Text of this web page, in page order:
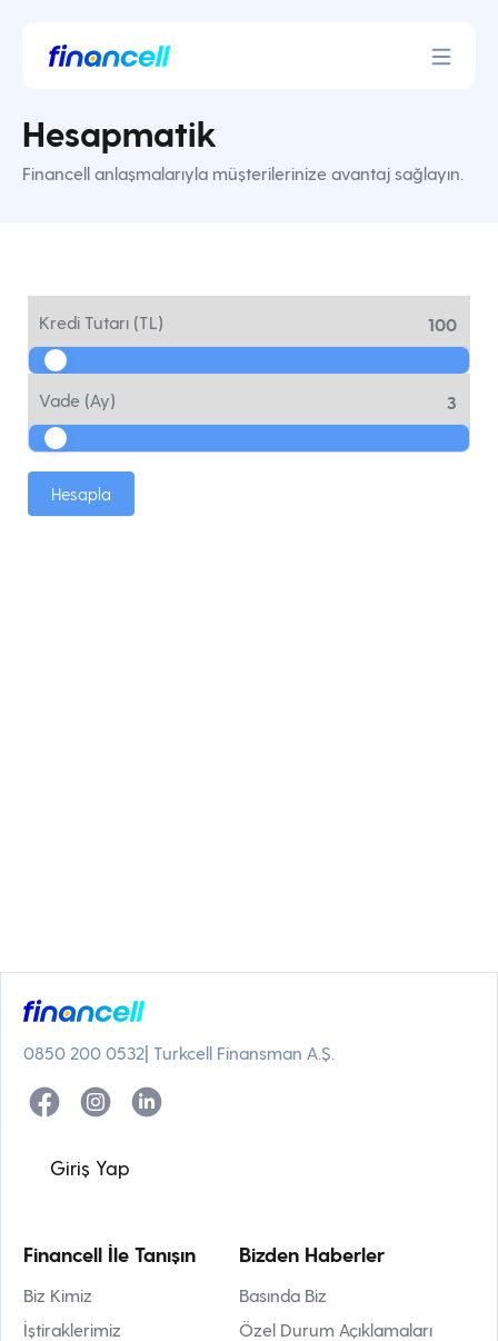
Hesapmatik
Financell anlaşmalarıyla müşterilerinize avantaj sağlayın.
H
a
a
Kredi Tutarı (TL) 100
Vade (Ay) 3
Hesapla
0850 200 0532| Turkcell Finansman A.Ş.
Giriş Yap
Financell İle Tanışın
Biz Kimiz
İştiraklerimiz
Bizden Haberler
Basında Biz
Özel Durum Açıklamaları